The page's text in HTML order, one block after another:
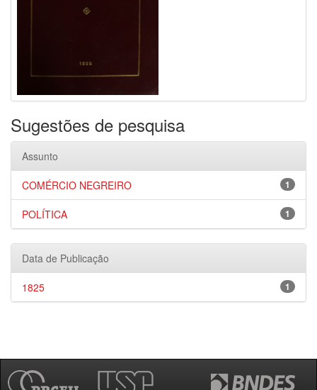
Sugestões de pesquisa
Assunto
1
COMÉRCIO NEGREIRO
1
POLÍTICA
Data de Publicação
1
1825